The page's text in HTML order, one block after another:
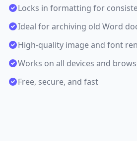
Locks in formatting for
Ideal for archiving old Word
High-quality image and font
Works on all devices and
Free, secure, and fast